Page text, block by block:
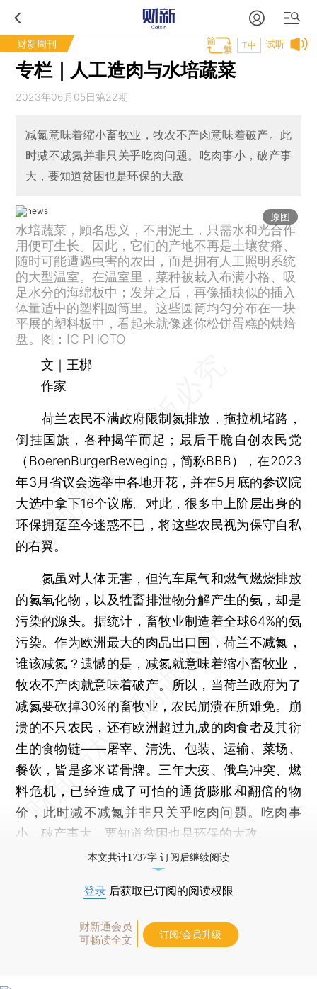
财新周刊 试听
T中
专栏｜人工造肉与水培蔬菜
2023年06月05日第22期
减氮意味着缩小畜牧业，牧农不产肉意味着破产。此
时减不减氮并非只关乎吃肉问题。吃肉事小，破产事
大，要知道贫困也是环保的大敌
原图
水培蔬菜，顾名思义，不用泥土，只需水和光合作
用便可生长。因此，它们的产地不再是土壤贫瘠、
随时可能遭遇虫害的农田，而是拥有人工照明系统
的大型温室。在温室里，菜种被栽入布满小格、吸
足水分的海绵板中；发芽之后，再像插秧似的插入
体量适中的塑料圆筒里。这些圆筒均匀分布在一块
平展的塑料板中，看起来就像迷你松饼蛋糕的烘焙
盘。图：IC PHOTO
文｜王梆
作家
荷兰农民不满政府限制氮排放，拖拉机堵路，
倒挂国旗，各种揭竿而起；最后干脆自创农民党
（BoerenBurgerBeweging，简称BBB），在2023
年3月省议会选举中各地开花，并在5月底的参议院
大选中拿下16个议席。对此，很多中上阶层出身的
环保拥趸至今迷惑不已，将这些农民视为保守自私
的右翼。
氮虽对人体无害，但汽车尾气和燃气燃烧排放
的氮氧化物，以及牲畜排泄物分解产生的氨，却是
污染的源头。据统计，畜牧业制造着全球64%的氨
污染。作为欧洲最大的肉品出口国，荷兰不减氮，
谁该减氮？遗憾的是，减氮就意味着缩小畜牧业，
牧农不产肉就意味着破产。所以，当荷兰政府为了
减氮要砍掉30%的畜牧业，农民崩溃在所难免。崩
溃的不只农民，还有欧洲超过九成的肉食者及其衍
生的食物链——屠宰、清洗、包装、运输、菜场、
餐饮，皆是多米诺骨牌。三年大疫、俄乌冲突、燃
料危机，已经造成了可怕的通货膨胀和翻倍的物
价，此时减不减氮并非只关乎吃肉问题。吃肉事
小，破产事大，要知道贫困也是环保的大敌。
本文共计1737字 订阅后继续阅读
登录 后获取已订阅的阅读权限
财新通会员
可畅读全文
订阅/会员升级